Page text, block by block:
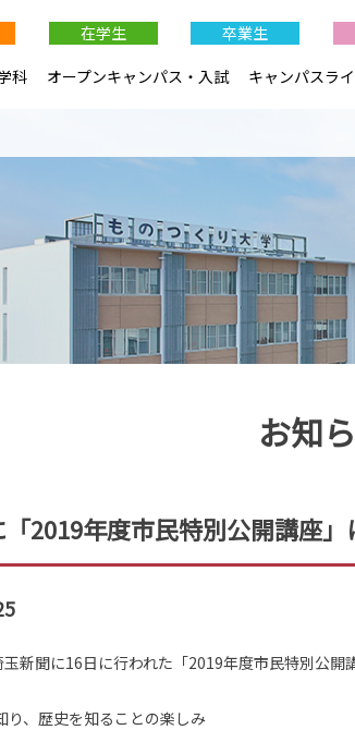
お知
2019年度市民特別公開講座
新聞に16日に行われた「2019年度市民特別公開
り、歴史を知ることの楽しみ
在学生 卒業生
科 オープンキャンパス・入試 キャンパスラ